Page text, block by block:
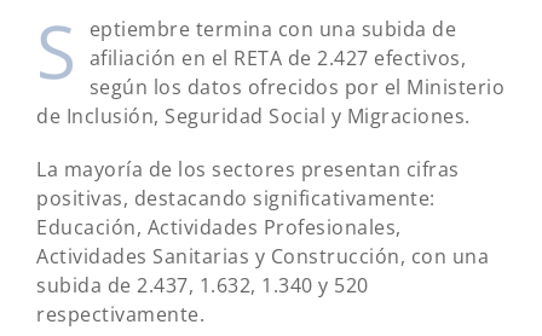
S
eptiembre termina con una subida de
afiliación en el RETA de 2.427 efectivos,
según los datos ofrecidos por el Ministerio
de Inclusión, Seguridad Social y Migraciones.
La mayoría de los sectores presentan cifras
positivas, destacando significativamente:
Educación, Actividades Profesionales,
Actividades Sanitarias y Construcción, con una
subida de 2.437, 1.632, 1.340 y 520
respectivamente.